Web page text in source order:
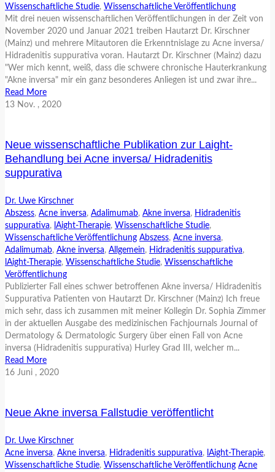
Wissenschaftliche Studie, Wissenschaftliche Veröffentlichung
Mit drei neuen wissenschaftlichen Veröffentlichungen in der Zeit von
November 2020 und Januar 2021 treiben Hautarzt Dr. Kirschner
(Mainz) und mehrere Mitautoren die Erkenntnislage zu Acne inversa/
Hidradenitis suppurativa voran. Hautarzt Dr. Kirschner (Mainz) dazu
"Wer mich kennt, weiß, dass die schwere chronische Hauterkrankung
"Akne inversa" mir ein ganz besonderes Anliegen ist und zwar ihre...
Read More
13 Nov. , 2020
Neue wissenschaftliche Publikation zur Laight-
Behandlung bei Acne inversa/ Hidradenitis
suppurativa
Dr. Uwe Kirschner
Abszess, Acne inversa, Adalimumab, Akne inversa, Hidradenitis
suppurativa, lAight-Therapie, Wissenschaftliche Studie,
Wissenschaftliche Veröffentlichung Abszess, Acne inversa,
Adalimumab, Akne inversa, Allgemein, Hidradenitis suppurativa,
lAight-Therapie, Wissenschaftliche Studie, Wissenschaftliche
Veröffentlichung
Publizierter Fall eines schwer betroffenen Akne inversa/ Hidradenitis
Suppurativa Patienten von Hautarzt Dr. Kirschner (Mainz) Ich freue
mich sehr, dass ich zusammen mit meiner Kollegin Dr. Sophia Zimmer
in der aktuellen Ausgabe des medizinischen Fachjournals Journal of
Dermatology & Dermatologic Surgery über einen Fall von Acne
inversa (Hidradenitis suppurativa) Hurley Grad III, welcher m...
Read More
16 Juni , 2020
Neue Akne inversa Fallstudie veröffentlicht
Dr. Uwe Kirschner
Acne inversa, Akne inversa, Hidradenitis suppurativa, lAight-Therapie,
Wissenschaftliche Studie, Wissenschaftliche Veröffentlichung Acne